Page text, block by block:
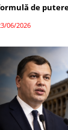
de
06/2026